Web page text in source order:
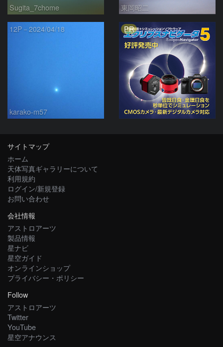
Sugita_7chome 東岡昭二
12P－2024/04/18
karako-m57
PR
サイトマップ
ホーム
天体写真ギャラリーについて
利用規約
ログイン/新規登録
お問い合わせ
会社情報
アストロアーツ
製品情報
星ナビ
星空ガイド
オンラインショップ
プライバシー・ポリシー
Follow
アストロアーツ
Twitter
YouTube
星空アナウンス